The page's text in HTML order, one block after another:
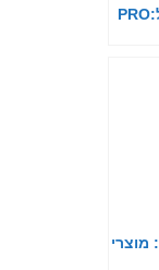
לוריאל פרופסיונל:PRO
Beaching Body: מוצרי